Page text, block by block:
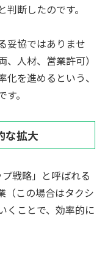
断したのです。
妥協ではありませ
人材、営業許可）
を進めるという、
。
な拡大
戦略」と呼ばれる
（この場合はタクシ
くことで、効率的に